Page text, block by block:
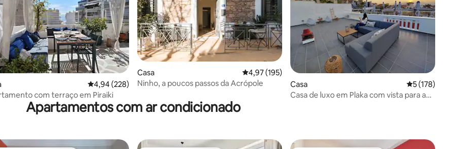
de 4,77 em 5 estrelas, 202avaliações
Classificação média de 4,94 em 5 estrelas, 228avaliações
4,94 (228)
Apartamento com terraço em Piraiki
Casa Classificação média de 4,97 em 5 estrelas, 195avaliações
4,97 (195)
Ninho, a poucos passos da Acrópole
Casa Classificação
5 (178)
Casa de luxo em Plaka com vista para a
Apartamentos com ar condicionado